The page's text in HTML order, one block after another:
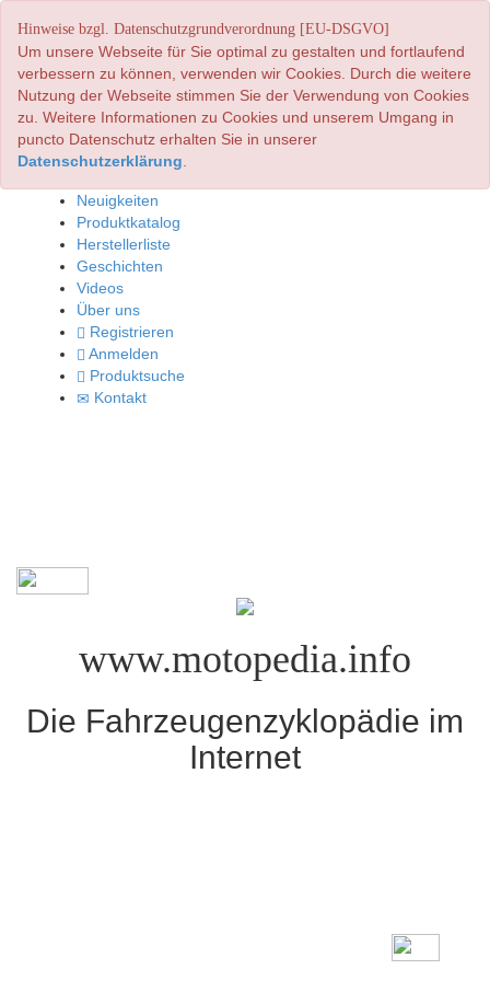
Hinweise bzgl. Datenschutzgrundverordnung [EU-DSGVO]
Um unsere Webseite für Sie optimal zu gestalten und fortlaufend
verbessern zu können, verwenden wir Cookies. Durch die weitere
Nutzung der Webseite stimmen Sie der Verwendung von Cookies
zu. Weitere Informationen zu Cookies und unserem Umgang in
puncto Datenschutz erhalten Sie in unserer
Datenschutzerklärung
Neuigkeiten
Produktkatalog
Herstellerliste
Geschichten
Videos
Über uns
Registrieren
Anmelden
Produktsuche
Kontakt
www.motopedia.info
Die Fahrzeugenzyklopädie im
Internet